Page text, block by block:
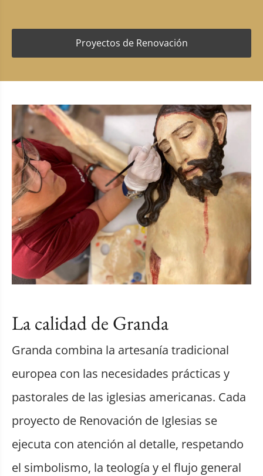
Proyectos de Renovación
La calidad de Granda
Granda combina la artesanía tradicional
europea con las necesidades prácticas y
pastorales de las iglesias americanas. Cada
proyecto de Renovación de Iglesias se
ejecuta con atención al detalle, respetando
el simbolismo, la teología y el flujo general